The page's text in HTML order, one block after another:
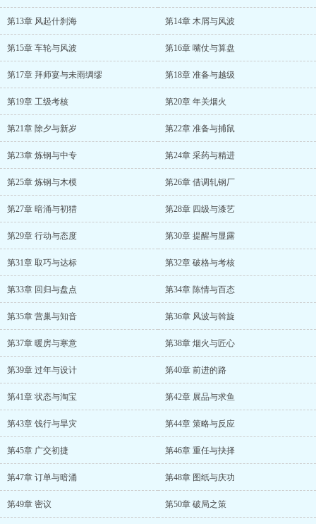
第13章 风起什刹海 第14章 木屑与风波
第15章 车轮与风波 第16章 嘴仗与算盘
第17章 拜师宴与未雨绸缪 第18章 准备与越级
第19章 工级考核 第20章 年关烟火
第21章 除夕与新岁 第22章 准备与捕鼠
第23章 炼钢与中专 第24章 采药与精进
第25章 炼钢与木模 第26章 借调轧钢厂
第27章 暗涌与初猎 第28章 四级与漆艺
第29章 行动与态度 第30章 提醒与显露
第31章 取巧与达标 第32章 破格与考核
第33章 回归与盘点 第34章 陈情与百态
第35章 营巢与知音 第36章 风波与斡旋
第37章 暖房与寒意 第38章 烟火与匠心
第39章 过年与设计 第40章 前进的路
第41章 状态与淘宝 第42章 展品与求鱼
第43章 饯行与旱灾 第44章 策略与反应
第45章 广交初捷 第46章 重任与抉择
第47章 订单与暗涌 第48章 图纸与庆功
第49章 密议 第50章 破局之策